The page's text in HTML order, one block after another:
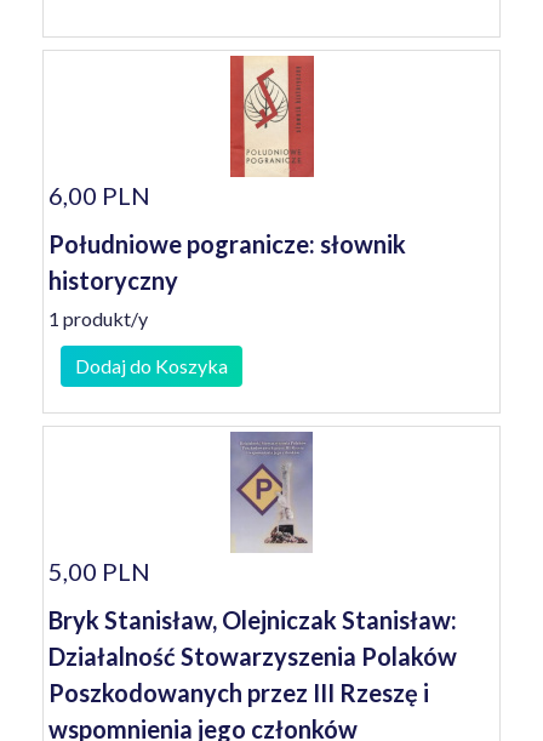
6,00 PLN
Południowe pogranicze: słownik
historyczny
1 produkt/y
Dodaj do Koszyka
5,00 PLN
Bryk Stanisław, Olejniczak Stanisław:
Działalność Stowarzyszenia Polaków
Poszkodowanych przez III Rzeszę i
wspomnienia jego członków